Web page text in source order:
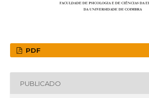
PDF
PUBLICADO